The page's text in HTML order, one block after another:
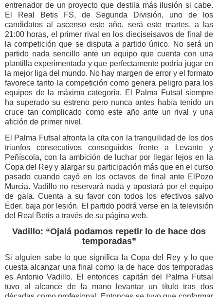
entrenador de un proyecto que destila más ilusión si cabe.
El Real Betis FS, de Segunda División, uno de los
candidatos al ascenso este año, será este martes, a las
21:00 horas, el primer rival en los dieciseisavos de final de
la competición que se disputa a partido único. No será un
partido nada sencillo ante un equipo que cuenta con una
plantilla experimentada y que perfectamente podría jugar en
la mejor liga del mundo. No hay margen de error y el formato
favorece tanto la competición como genera peligro para los
equipos de la máxima categoría. El Palma Futsal siempre
ha superado su estreno pero nunca antes había tenido un
cruce tan complicado como este año ante un rival y una
afición de primer nivel.
El Palma Futsal afronta la cita con la tranquilidad de los dos
triunfos consecutivos conseguidos frente a Levante y
Peñíscola, con la ambición de luchar por llegar lejos en la
Copa del Rey y alargar su participación más que en el curso
pasado cuando cayó en los octavos de final ante ElPozo
Murcia. Vadillo no reservará nada y apostará por el equipo
de gala. Cuenta a su favor con todos los efectivos salvo
Éder, baja por lesión. El partido podrá verse en la televisión
del Real Betis a través de su página web.
Vadillo: “Ojalá podamos repetir lo de hace dos
temporadas”
Si alguien sabe lo que significa la Copa del Rey y lo que
cuesta alcanzar una final como la de hace dos temporadas
es Antonio Vadillo. El entonces capitán del Palma Futsal
tuvo al alcance de la mano levantar un título tras dos